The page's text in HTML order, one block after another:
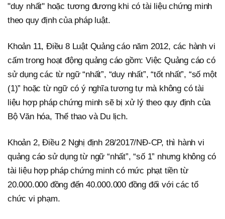
"duy nhất" hoặc tương đương khi có tài liệu chứng minh
theo quy định của pháp luật.
Khoản 11, Điều 8 Luật Quảng cáo năm 2012, các hành vi
cấm trong hoạt động quảng cáo gồm: Việc Quảng cáo có
sử dụng các từ ngữ “nhất”, “duy nhất”, “tốt nhất”, “số một
(1)” hoặc từ ngữ có ý nghĩa tương tự mà không có tài
liệu hợp pháp chứng minh sẽ bị xử lý theo quy định của
Bộ Văn hóa, Thể thao và Du lịch.
Khoản 2, Điều 2 Nghị định 28/2017/NĐ-CP, thì hành vi
quảng cáo sử dụng từ ngữ “nhất”, “số 1” nhưng không có
tài liệu hợp pháp chứng minh có mức phạt tiền từ
20.000.000 đồng đến 40.000.000 đồng đối với các tổ
chức vi phạm.